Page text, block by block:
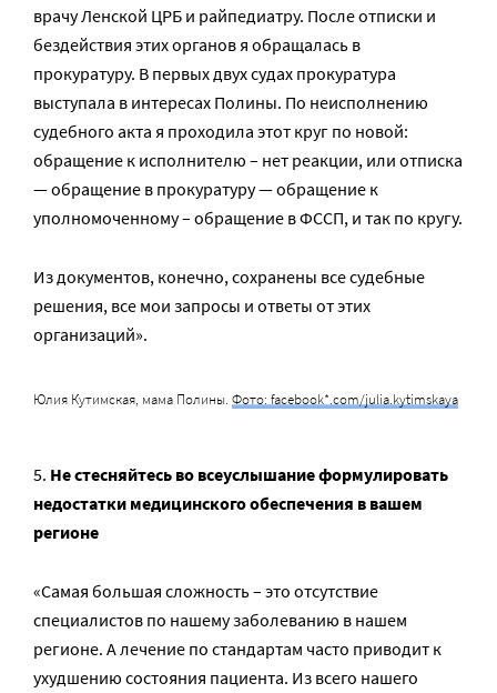
врачу Ленской ЦРБ и райпедиатру. После отписки и
бездействия этих органов я обращалась в
прокуратуру. В первых двух судах прокуратура
выступала в интересах Полины. По неисполнению
судебного акта я проходила этот круг по новой:
обращение к исполнителю – нет реакции, или отписка
— обращение в прокуратуру — обращение к
уполномоченному – обращение в ФССП, и так по кругу.
Из документов, конечно, сохранены все судебные
решения, все мои запросы и ответы от этих
организаций».
Юлия Кутимская, мама Полины. Фото: facebook*.com/julia.kytimskaya
Не стесняйтесь во всеуслышание формулировать
недостатки медицинского обеспечения в вашем
регионе
«Самая большая сложность – это отсутствие
специалистов по нашему заболеванию в нашем
регионе. А лечение по стандартам часто приводит к
ухудшению состояния пациента. Из всего нашего